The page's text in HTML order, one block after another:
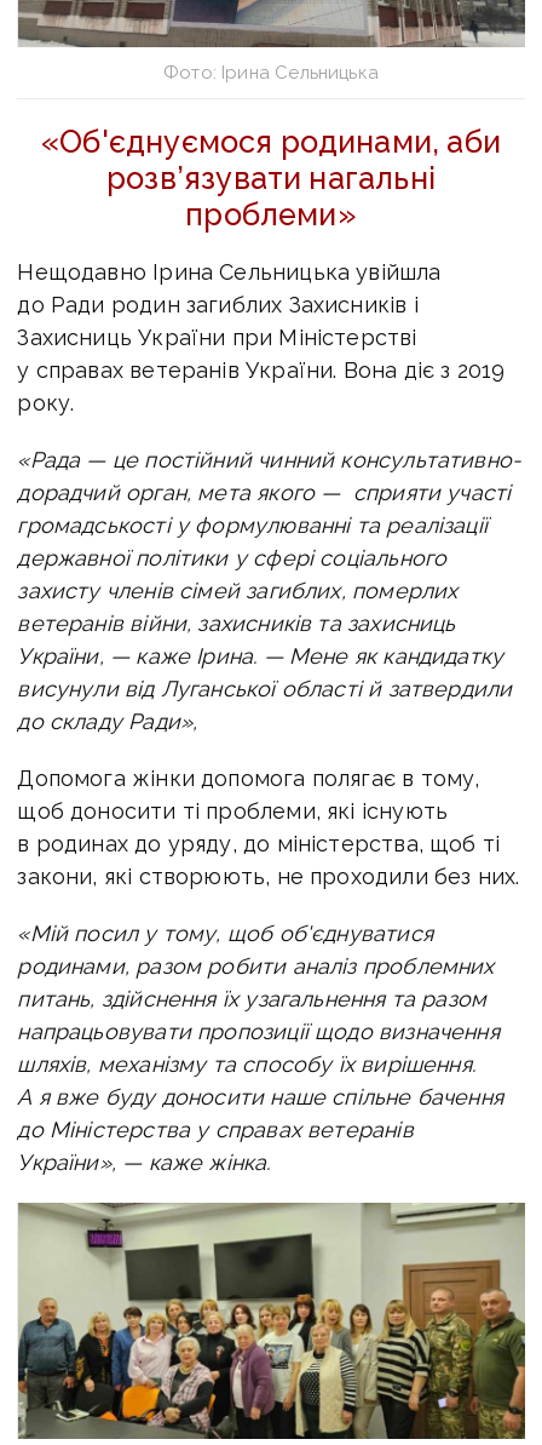
Фото: Ірина Сельницька
«Об'єднуємося родинами, аби
розв’язувати нагальні
проблеми»
Нещодавно Ірина Сельницька увійшла
до Ради родин загиблих Захисників і
Захисниць України при Міністерстві
у справах ветеранів України. Вона діє з 2019
року.
«Рада — це постійний чинний консультативно-
дорадчий орган, мета якого — сприяти участі
громадськості у формулюванні та реалізації
державної політики у сфері соціального
захисту членів сімей загиблих, померлих
ветеранів війни, захисників та захисниць
України, — каже Ірина. — Мене як кандидатку
висунули від Луганської області й затвердили
до складу Ради»,
Допомога жінки допомога полягає в тому,
щоб доносити ті проблеми, які існують
в родинах до уряду, до міністерства, щоб ті
закони, які створюють, не проходили без них.
«Мій посил у тому, щоб об'єднуватися
родинами, разом робити аналіз проблемних
питань, здійснення їх узагальнення та разом
напрацьовувати пропозиції щодо визначення
шляхів, механізму та способу їх вирішення.
А я вже буду доносити наше спільне бачення
до Міністерства у справах ветеранів
України», — каже жінка.